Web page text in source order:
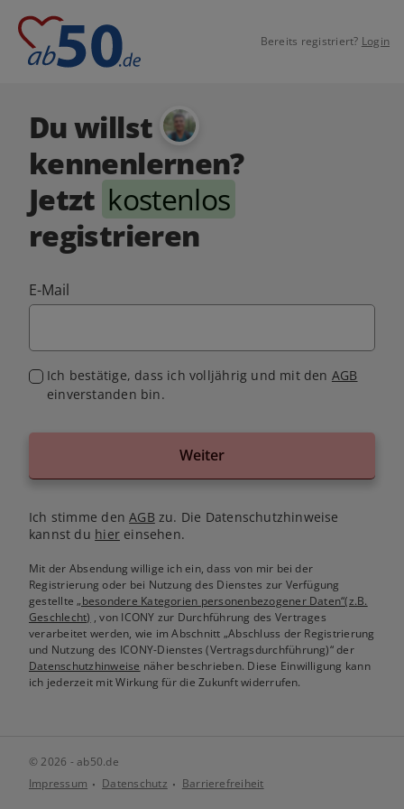
Bereits registriert? Login
Du willst
kennenlernen?
Jetzt kostenlos
registrieren
E-Mail
Ich bestätige, dass ich volljährig und mit den AGB
einverstanden bin.
Weiter
Ich stimme denAGB zu. Die Datenschutzhinweise
kannst du hiereinsehen.
Mit der Absendung willige ich ein, dass von mir bei der
Registrierung oder bei Nutzung des Dienstes zur Verfügung
gestellte„besondere Kategorien personenbezogener Daten“(z.B.
Geschlecht) , von ICONY zur Durchführung des Vertrages
verarbeitet werden, wie im Abschnitt „Abschluss der Registrierung
und Nutzung des ICONY-Dienstes (Vertragsdurchführung)“ der
Datenschutzhinweise näher beschrieben. Diese Einwilligung kann
ich jederzeit mit Wirkung für die Zukunft widerrufen.
© 2026 - ab50.de
Impressum
Datenschutz Barrierefreiheit